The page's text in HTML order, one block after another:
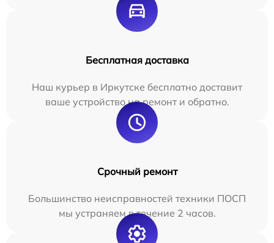
Бесплатная доставка
Наш курьер в Иркутске бесплатно доставит
ваше устройство на ремонт и обратно.
Срочный ремонт
Большинство неисправностей техники ПОСП
мы устраняем в течение 2 часов.